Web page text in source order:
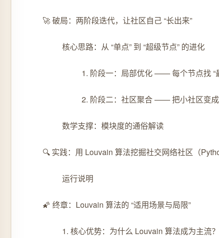
🚀 破局：两阶段迭代，让社区自己 “长出来”
核心思路：从 “单点” 到 “超级节点” 的进化
1. 阶段一：局部优化 —— 每个节点找 “
2. 阶段二：社区聚合 —— 把小社区变成
数学支撑：模块度的通俗解读
🔍 实践：用 Louvain 算法挖掘社交网络社区（
运行说明
🌠 终章：Louvain 算法的 “适用场景与局限”
1. 核心优势：为什么 Louvain 算法成为主流？